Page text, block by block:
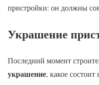
пристройки: он должны
Украшение
Последний момент
украшение, какое